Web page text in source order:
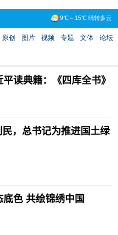
读典籍：《四库全书》
，总书记为推进国土绿
色 共绘锦绣中国